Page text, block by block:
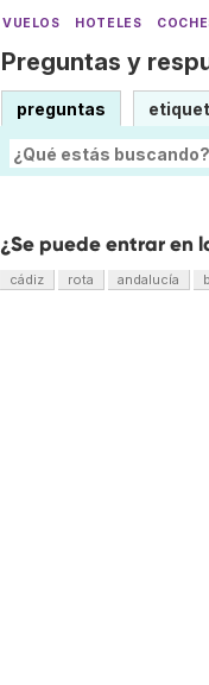
VUELOS HOTELES
Preguntas y
preguntas
¿Se puede entrar en
cádiz rota andalucía